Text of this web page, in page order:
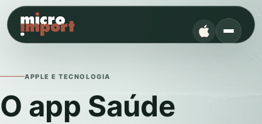
APPLE E TECNOLOGIA
O app Saúde